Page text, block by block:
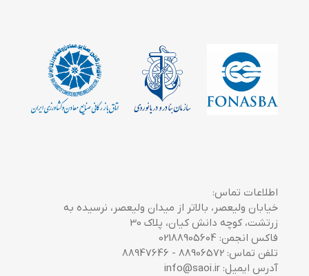
اطلاعات تماس:
خیابان ولیعصر، بالاتر از میدان ولیعصر، نرسیده به
زرتشت، کوچه دانش کیان، پلاک 30
فاکس انجمن: 02188905604
تلفن تماس: 88906572 - 88947646
آدرس ایمیل: info@saoi.ir